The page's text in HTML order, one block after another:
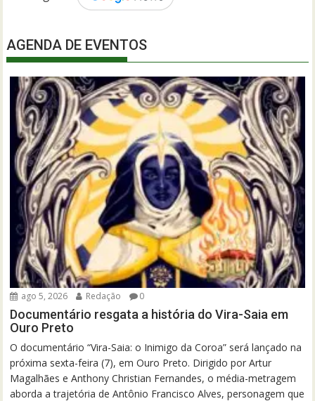
AGENDA DE EVENTOS
ago 5, 2026 Redação 0
Documentário resgata a história do Vira-Saia em
Ouro Preto
O documentário “Vira-Saia: o Inimigo da Coroa” será lançado na
próxima sexta-feira (7), em Ouro Preto. Dirigido por Artur
Magalhães e Anthony Christian Fernandes, o média-metragem
aborda a trajetória de Antônio Francisco Alves, personagem que